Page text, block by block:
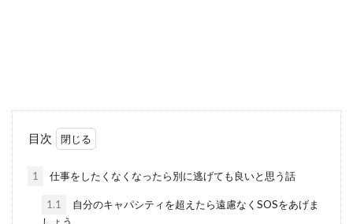
目次
1 仕事をしたくなくなったら別に逃げても良いと思う話
1.1
自分のキャパシティを超えたら遠慮なくSOSをあげま